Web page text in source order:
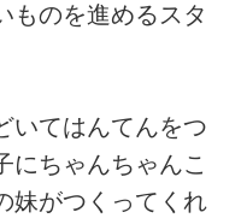
ものを進めるスタ
いてはんてんをつ
にちゃんちゃんこ
妹がつくってくれ